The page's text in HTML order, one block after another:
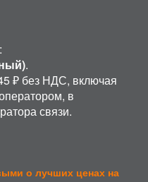
.
₽ без НДС, включая
в
связи.
о лучших ценах на